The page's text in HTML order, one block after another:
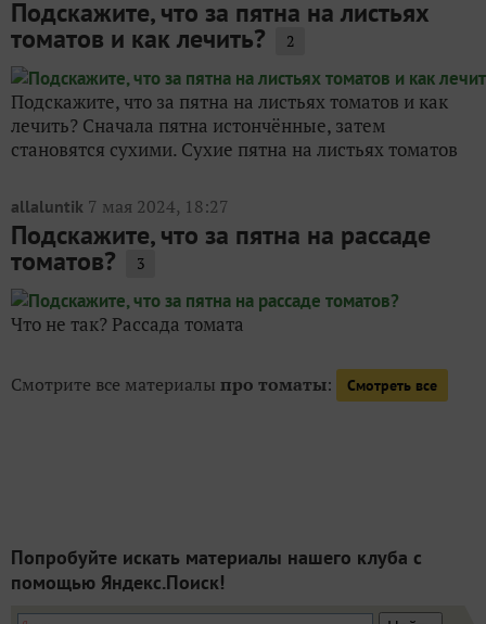
Подскажите, что за пятна на листьях
томатов и как лечить? 2
Подскажите, что за пятна на листьях томатов и как
лечить? Сначала пятна истончённые, затем
становятся сухими. Сухие пятна на листьях томатов
allaluntik 7 мая 2024, 18:27
Подскажите, что за пятна на рассаде
томатов? 3
Что не так? Рассада томата
Смотрите все материалы про томаты: Смотреть все
Попробуйте искать материалы нашего клуба с
помощью Яндекс.Поиск!